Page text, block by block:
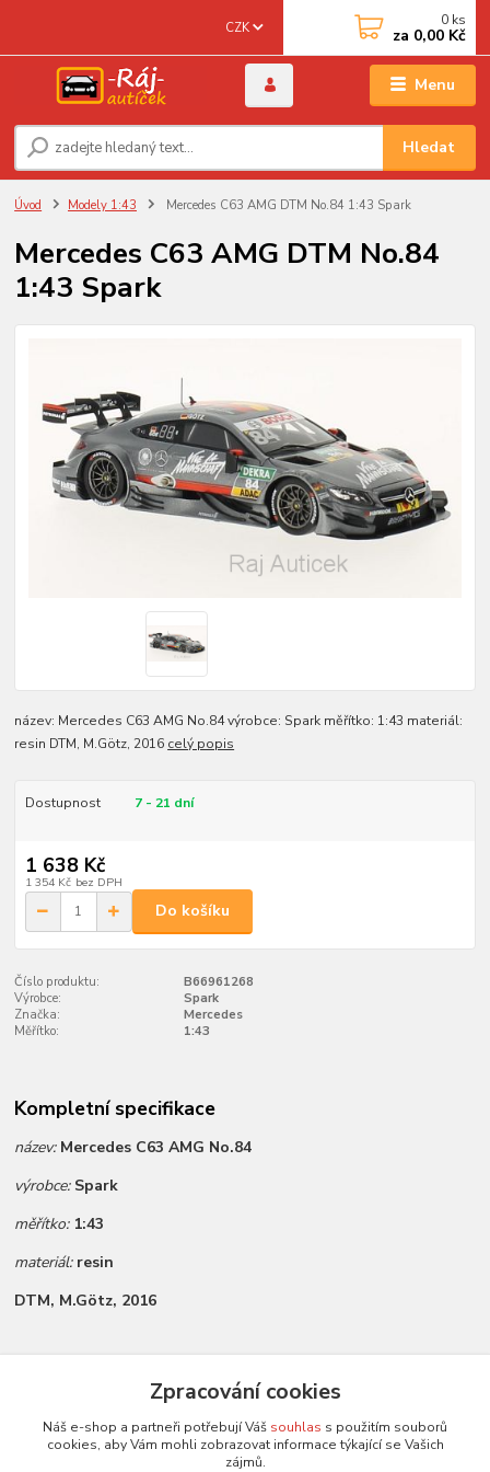
Menu
CZK
Hledat
0 ks
za 0,00 Kč
Úvod Modely 1:43 Mercedes C63 AMG DTM No.84 1:43 Spark
Mercedes C63 AMG DTM No.84
1:43 Spark
název: Mercedes C63 AMG No.84 výrobce: Spark měřítko: 1:43 materiál:
resin DTM, M.Götz, 2016 celý popis
Dostupnost 7 - 21 dní
1 638 Kč
1 354 Kč bez DPH
Do košíku
Číslo produktu:
B66961268
Výrobce:
Spark
Značka:
Mercedes
Měřítko:
1:43
Kompletní specifikace
název: Mercedes C63 AMG No.84
výrobce: Spark
měřítko: 1:43
materiál: resin
DTM, M.Götz, 2016
Zboží zařazeno v kategoriích
Všechny modely
Modely 1:43
Zpracování cookies
Náš e-shop a partneři potřebují Váš souhlas s použitím souborů
cookies, aby Vám mohli zobrazovat informace týkající se Vašich
zájmů.